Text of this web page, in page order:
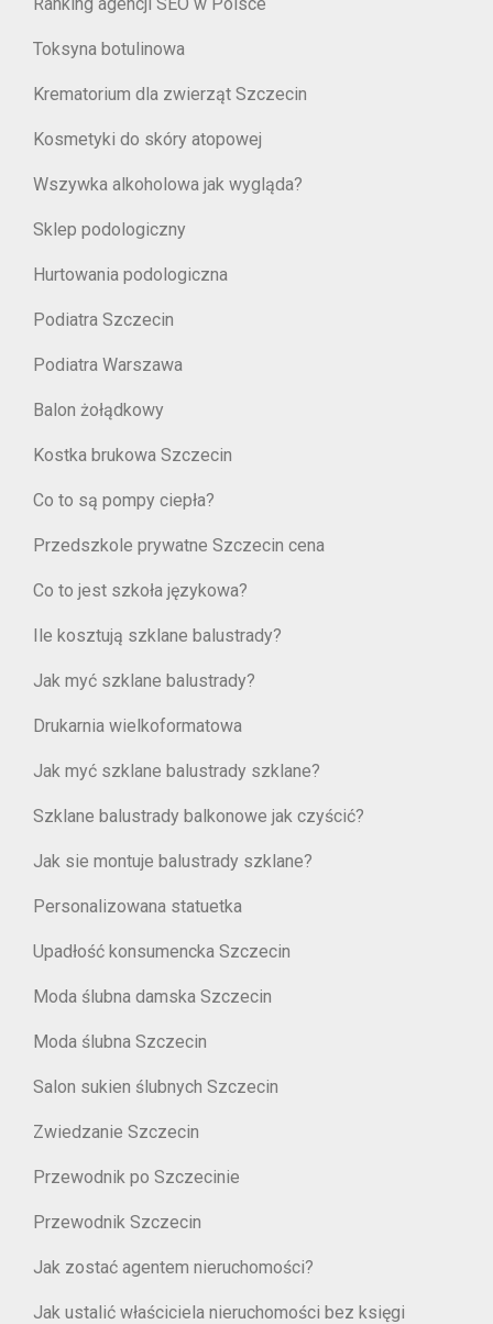
Toksyna botulinowa
Krematorium dla zwierząt Szczecin
Kosmetyki do skóry atopowej
Wszywka alkoholowa jak wygląda?
Sklep podologiczny
Hurtowania podologiczna
Podiatra Szczecin
Podiatra Warszawa
Balon żołądkowy
Kostka brukowa Szczecin
Co to są pompy ciepła?
Przedszkole prywatne Szczecin cena
Co to jest szkoła językowa?
Ile kosztują szklane balustrady?
Jak myć szklane balustrady?
Drukarnia wielkoformatowa
Jak myć szklane balustrady szklane?
Szklane balustrady balkonowe jak czyścić?
Jak sie montuje balustrady szklane?
Personalizowana statuetka
Upadłość konsumencka Szczecin
Moda ślubna damska Szczecin
Moda ślubna Szczecin
Salon sukien ślubnych Szczecin
Zwiedzanie Szczecin
Przewodnik po Szczecinie
Przewodnik Szczecin
Jak zostać agentem nieruchomości?
Jak ustalić właściciela nieruchomości bez księgi